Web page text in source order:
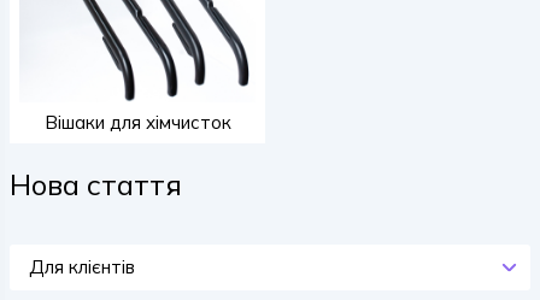
Вішаки для хімчисток
Нова стаття
Для клієнтів